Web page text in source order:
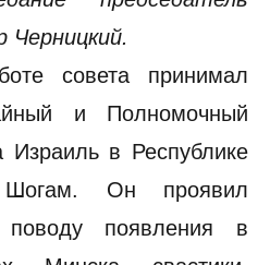
совета принимал
и Полномочный
Израиль в Республике
Он проявил
поводу появления в